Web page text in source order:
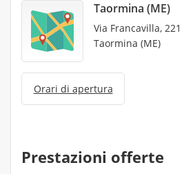
Taormina (ME)
Via Francavilla, 221
Taormina (ME)
Orari di apertura
Prestazioni offerte